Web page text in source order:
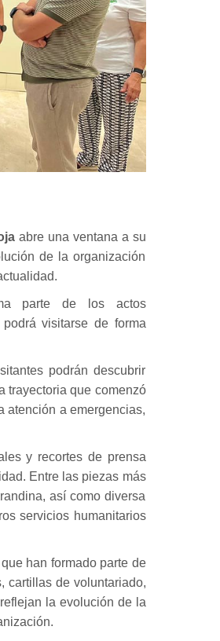
abre una ventana a su
de la organización
parte de los actos
visitarse de forma
podrán descubrir
trayectoria que comenzó
atención a emergencias,
y recortes de prensa
Entre las piezas más
así como diversa
servicios humanitarios
han formado parte de
cartillas de voluntariado,
la evolución de la